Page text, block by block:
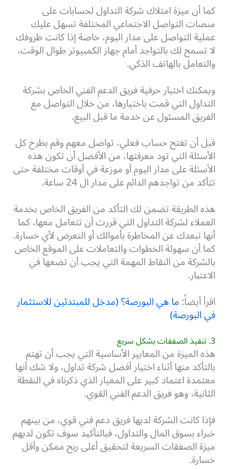
كما أن ميزة امتلاك شركة التداول لحسابات على
منصات التواصل الاجتماعي المختلفة تسهل عليك
عملية التواصل على مدار اليوم، خاصة إذا كانت ظروفك
لا تسمح لك بالتواجد أمام جهاز الكمبيوتر طوال الوقت،
والتعامل بالهاتف الذكي.
ويمكنك اختبار حرفية فريق الدعم الفني الخاص بشركة
التداول التي قمت باختيارها، من خلال التواصل مع
الفريق المسئول عن خدمة ما قبل البيع.
قبل أن تفتح حساب فعلي، تواصل معهم وقم بطرح كل
الأسئلة التي تود معرفتها، من الأفضل أن تكون هذه
الأسئلة على مدار اليوم أو موزعة في أوقات مختلفة حتى
تتأكد من تواجدهم الدائم على مدار ال 24 ساعة.
هذه الطريقة تضمن لك التأكد من الفريق الخاص بخدمة
العملاء لشركة التداول التي قررت أن تتعامل معها، كما
أنها تبعدك عن المخاطرة بأموالك أو التعرض لأي خسارة.
كما أن سهولة الخطوات والتعاملات على الموقع الخاص
بالشركة من النقاط المهمة التي يجب أن تضعها في
الاعتبار.
اقرأ أيضاً:ما هي البورصة؟ (مدخل للمبتدئين للاستثمار
في البورصة)
3. تنفيذ الصفقات بشكل سريع
هذه الميزة من المعايير الأساسية التي يجب أن تهتم
بالتأكد منها أثناء اختيار أفضل شركة تداول، ولا شك أنها
معتمدة اعتماد كبير على المعيار الذي ذكرناه في النقطة
الثانية، وهو فريق الدعم الفني القوي.
فإذا كانت الشركة لديها فريق دعم فني قوي، من بينهم
خبراء بسوق المال والتداول، فبالتأكيد سوف تكون لديهم
ميزة الصفقات السريعة لتحقيق أعلى ربح ممكن وأقل
خسارة.